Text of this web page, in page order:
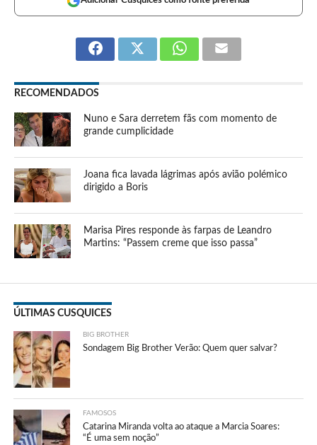
RECOMENDADOS
Nuno e Sara derretem fãs com momento de
grande cumplicidade
Joana fica lavada lágrimas após avião polémico
dirigido a Boris
Marisa Pires responde às farpas de Leandro
Martins: “Passem creme que isso passa”
ÚLTIMAS CUSQUICES
BIG BROTHER
Sondagem Big Brother Verão: Quem quer salvar?
FAMOSOS
Catarina Miranda volta ao ataque a Marcia Soares:
“É uma sem noção”